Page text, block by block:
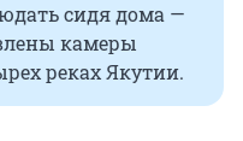
сидя дома —
камеры
реках Якутии.